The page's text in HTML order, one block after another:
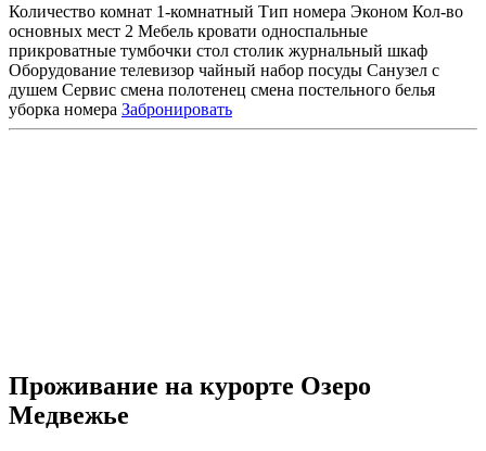
Количество комнат 1-комнатный Тип номера Эконом Кол-во
основных мест 2 Мебель кровати односпальные
прикроватные тумбочки стол столик журнальный шкаф
Оборудование телевизор чайный набор посуды Санузел с
душем Сервис смена полотенец смена постельного белья
уборка номера Забронировать
Проживание на курорте Озеро
Медвежье